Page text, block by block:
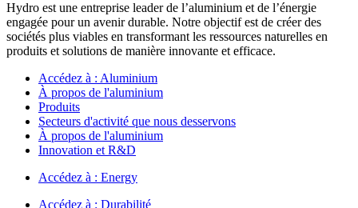
Hydro est une entreprise leader de l’aluminium et de l’énergie
engagée pour un avenir durable. Notre objectif est de créer des
sociétés plus viables en transformant les ressources naturelles en
produits et solutions de manière innovante et efficace.
Accédez à : Aluminium
À propos de l'aluminium
Produits
Secteurs d'activité que nous desservons
À propos de l'aluminium
Innovation et R&D
Accédez à : Energy
Accédez à : Durabilité